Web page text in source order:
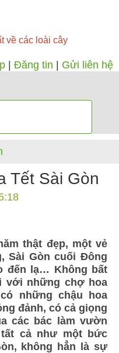
về các loài cây
Đăng tin Gửi liên hệ
Tết Sài Gòn
thật đẹp, một vẻ
Sài Gòn cuối Đông
đến lạ… Không bất
với những chợ hoa
những chậu hoa
đảnh, có cả giọng
các bác làm vườn
tất cả như một bức
không hẳn là sự